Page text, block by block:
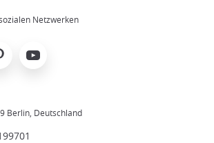
Netzwerken
Youtube
Berlin, Deutschland